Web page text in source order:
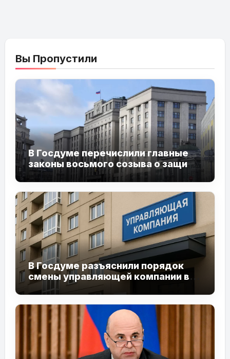
Вы Пропустили
В Госдуме перечислили главные
законы восьмого созыва о защите
детей
В Госдуме разъяснили порядок
смены управляющей компании в
2026 году